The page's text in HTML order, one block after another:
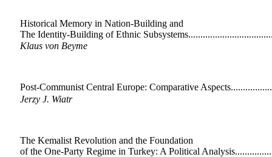
Historical Memory in Nation-Building and
The Identity-Building of Ethnic
Klaus von Beyme
Post-Communist Central Europe: Comparative
Jerzy J. Wiatr
The Kemalist Revolution and the Foundation
of the One-Party Regime in Turkey: A Political